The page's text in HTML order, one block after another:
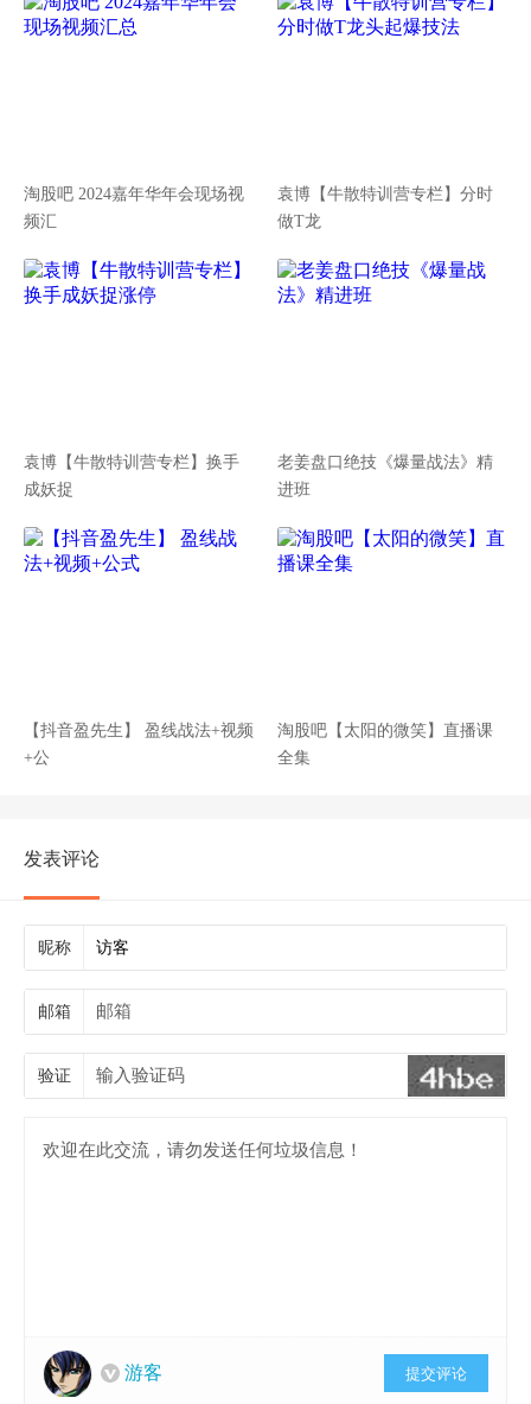
淘股吧 2024嘉年华年会现场视
频汇
袁博【牛散特训营专栏】分时
做T龙
袁博【牛散特训营专栏】换手
成妖捉
老姜盘口绝技《爆量战法》精
进班
【抖音盈先生】 盈线战法+视频
+公
淘股吧【太阳的微笑】直播课
全集
发表评论
昵称
邮箱
验证
游客 提交评论